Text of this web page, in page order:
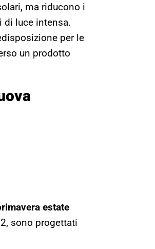
ma riducono i
di luce intensa.
per le
un prodotto
estate
sono progettati